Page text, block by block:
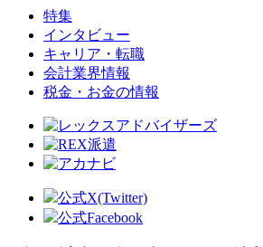
特集
インタビュー
キャリア・転職
会計業界情報
税金・お金の情報
公式X(Twitter)
公式Facebook